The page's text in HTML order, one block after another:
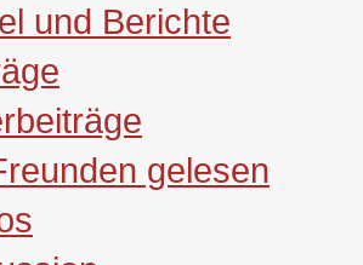
und Berichte
gelesen